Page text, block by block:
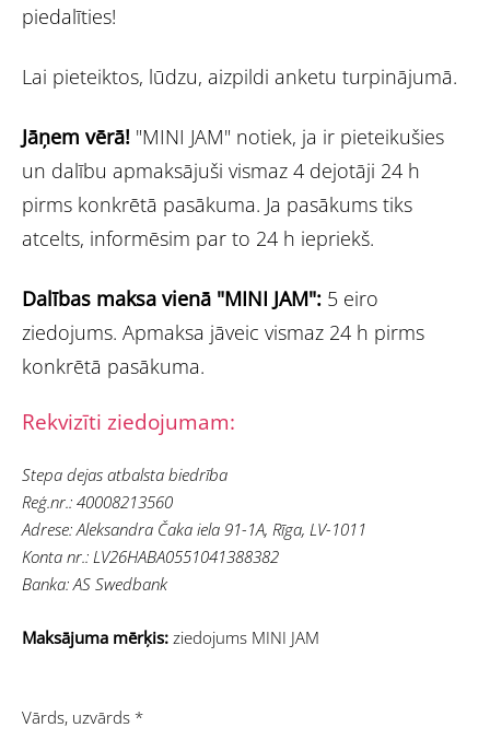
piedalīties!
Lai pieteiktos, lūdzu, aizpildi anketu turpinājumā.
Jāņem vērā! "MINI JAM" notiek, ja ir pieteikušies
un dalību apmaksājuši vismaz 4 dejotāji 24 h
pirms konkrētā pasākuma. Ja pasākums tiks
atcelts, informēsim par to 24 h iepriekš.
Dalības maksa vienā "MINI JAM": 5 eiro
ziedojums. Apmaksa jāveic vismaz 24 h pirms
konkrētā pasākuma.
Rekvizīti ziedojumam:
Stepa dejas atbalsta biedrība
Reģ.nr.: 40008213560
Adrese: Aleksandra Čaka iela 91-1A, Rīga, LV-1011
Konta nr.: LV26HABA0551041388382
Banka: AS Swedbank
Maksājuma mērķis: ziedojums MINI JAM
Vārds, uzvārds *